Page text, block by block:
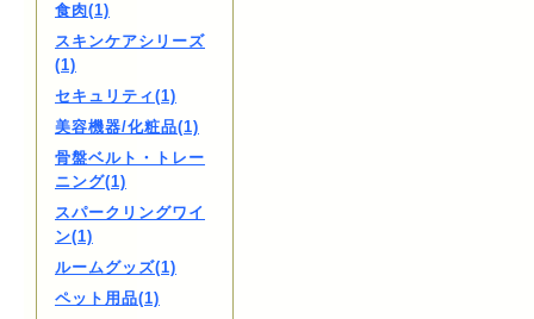
食肉(1)
スキンケアシリーズ
(1)
セキュリティ(1)
美容機器/化粧品(1)
骨盤ベルト・トレー
ニング(1)
スパークリングワイ
ン(1)
ルームグッズ(1)
ペット用品(1)